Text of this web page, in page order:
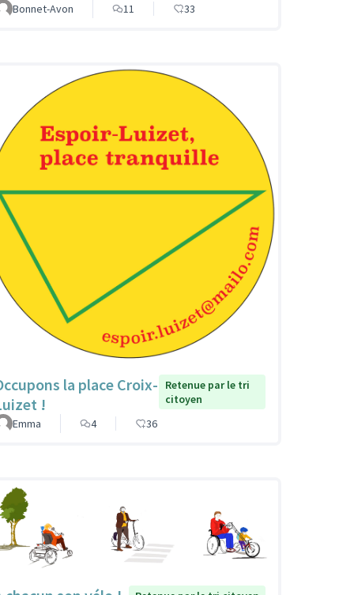
Bonnet-Avon 11 33
la place Croix-
!
Retenue par le tri
citoyen
Emma
4 36